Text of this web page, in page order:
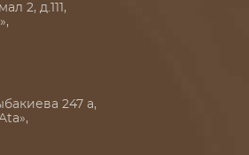
2, д.111,
247 а,